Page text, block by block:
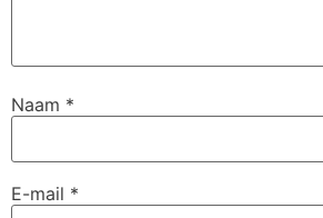
Naam *
E-mail *